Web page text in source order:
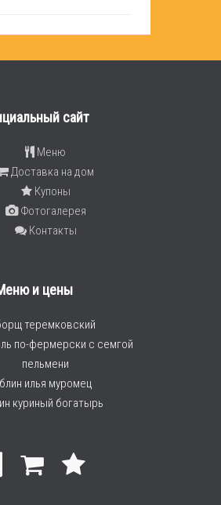
сайт
Меню
Доставка на дом
Купоны
Фотогалерея
Контакты
и цены
теремковский
по-фермерски с семгой
пельмени
блин илья муромец
куриный богатырь